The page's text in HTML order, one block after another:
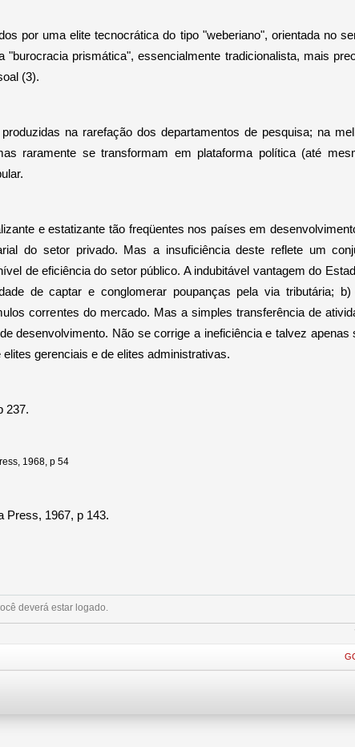
por uma elite tecnocrática do tipo "weberiano", orientada no
prismática", essencialmente tradicionalista, mais
(3).
na rarefação dos departamentos de pesquisa; na
raramente se transformam em plataforma política (até
e estatizante tão freqüentes nos países em
do setor privado. Mas a insuficiência deste reflete um
de eficiência do setor público. A indubitável vantagem do
de captar e conglomerar poupanças pela via tributária;
correntes do mercado. Mas a simples transferência de
desenvolvimento. Não se corrige a ineficiência e talvez apenas
gerenciais e de elites administrativas.
237.
1968, p 54
Press, 1967, p 143.
deverá estar logado.